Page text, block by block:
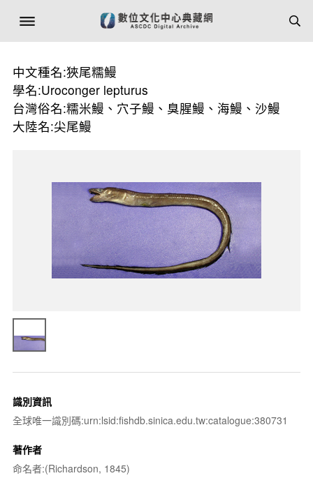
中文種名:狹尾糯鰻
學名:Uroconger lepturus
台灣俗名:糯米鰻、穴子鰻、臭腥鰻、海鰻、沙鰻
大陸名:尖尾鰻
識別資訊
全球唯一識別碼:urn:lsid:fishdb.sinica.edu.tw:catalogue:380731
著作者
命名者:(Richardson, 1845)